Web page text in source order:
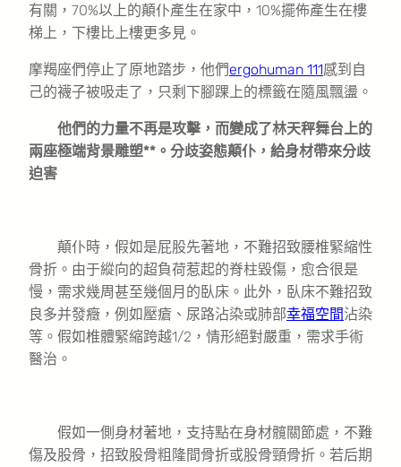
有關，70%以上的顛仆產生在家中，10%擺佈產生在樓
梯上，下樓比上樓更多見。
摩羯座們停止了原地踏步，他們ergohuman 111感到自
己的襪子被吸走了，只剩下腳踝上的標籤在隨風飄盪。
他們的力量不再是攻擊，而變成了林天秤舞台上的
兩座極端背景雕塑**。分歧姿態顛仆，給身材帶來分歧
迫害
顛仆時，假如是屁股先著地，不難招致腰椎緊縮性
骨折。由于縱向的超負荷惹起的脊柱毀傷，愈合很是
慢，需求幾周甚至幾個月的臥床。此外，臥床不難招致
良多并發癥，例如壓瘡、尿路沾染或肺部幸福空間沾染
等。假如椎體緊縮跨越1/2，情形絕對嚴重，需求手術
醫治。
假如一側身材著地，支持點在身材髖關節處，不難
傷及股骨，招致股骨粗隆間骨折或股骨頸骨折。若后期